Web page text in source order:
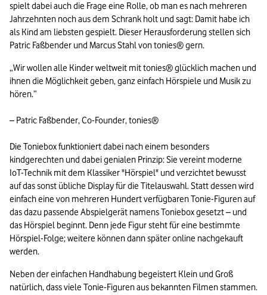
spielt dabei auch die Frage eine Rolle, ob man es nach mehreren
Jahrzehnten noch aus dem Schrank holt und sagt: Damit habe ich
als Kind am liebsten gespielt. Dieser Herausforderung stellen sich
Patric Faßbender und Marcus Stahl von tonies® gern.
„Wir wollen alle Kinder weltweit mit tonies® glücklich machen und
ihnen die Möglichkeit geben, ganz einfach Hörspiele und Musik zu
hören.”
– Patric Faßbender, Co-Founder, tonies®
Die Toniebox funktioniert dabei nach einem besonders
kindgerechten und dabei genialen Prinzip: Sie vereint moderne
IoT-Technik mit dem Klassiker "Hörspiel" und verzichtet bewusst
auf das sonst übliche Display für die Titelauswahl. Statt dessen wird
einfach eine von mehreren Hundert verfügbaren Tonie-Figuren auf
das dazu passende Abspielgerät namens Toniebox gesetzt – und
das Hörspiel beginnt. Denn jede Figur steht für eine bestimmte
Hörspiel-Folge; weitere können dann später online nachgekauft
werden.
Neben der einfachen Handhabung begeistert Klein und Groß
natürlich, dass viele Tonie-Figuren aus bekannten Filmen stammen.